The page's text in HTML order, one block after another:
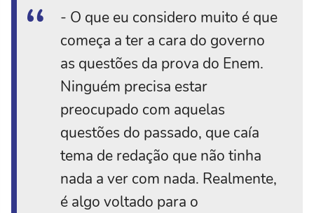
- O que eu considero muito é que
começa a ter a cara do governo
as questões da prova do Enem.
Ninguém precisa estar
preocupado com aquelas
questões do passado, que caía
tema de redação que não tinha
nada a ver com nada. Realmente,
é algo voltado para o